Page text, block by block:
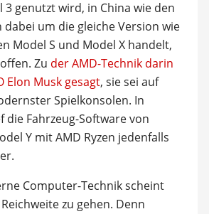
3 genutzt wird, in China wie den
dabei um die gleiche Version wie
Model S und Model X handelt,
Zu der AMD-Technik darin
Elon Musk gesagt, sie sei auf
Spielkonsolen. In
die Fahrzeug-Software von
Y mit AMD Ryzen jedenfalls
Computer-Technik scheint
zu gehen. Denn